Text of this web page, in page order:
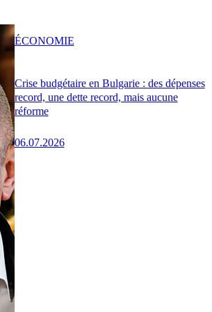
Crise budgétaire en Bulgarie : des dépenses
record, une dette record, mais aucune
réforme
06.07.2026
ÉCONOMIE